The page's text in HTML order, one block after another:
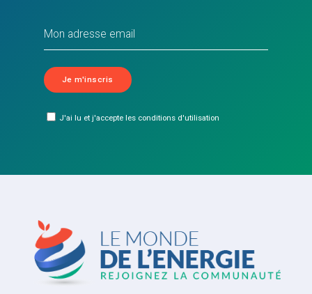
J'ai lu et j'accepte les conditions d'utilisation